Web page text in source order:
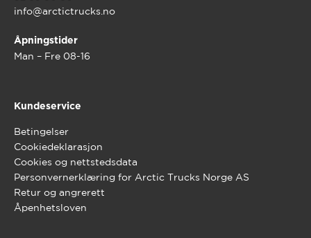
info@arctictrucks.no
Åpningstider
Man – Fre 08-16
Kundeservice
Betingelser
Cookiedeklarasjon
Cookies og nettstedsdata
Personvernerklæring for Arctic Trucks Norge AS
Retur og angrerett
Åpenhetsloven